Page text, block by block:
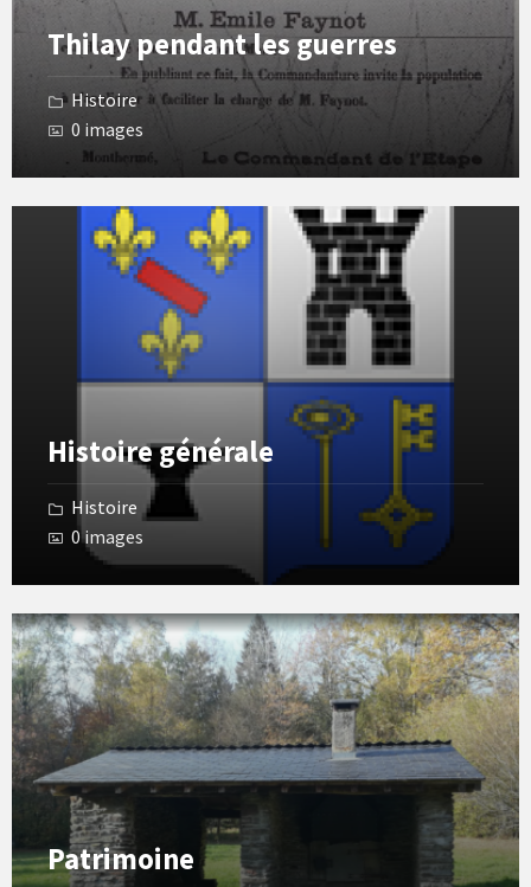
Thilay pendant les guerres
Histoire
0 images
Histoire générale
Histoire
0 images
Patrimoine
Open
Gallery